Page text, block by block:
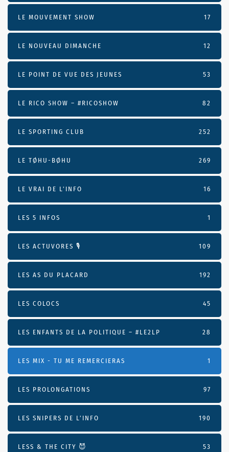
LE MOUVEMENT SHOW 17
LE NOUVEAU DIMANCHE 12
LE POINT DE VUE DES JEUNES 53
LE RICO SHOW – #RICOSHOW 82
LE SPORTING CLUB 252
LE TØHU-BØHU 269
LE VRAI DE L’INFO 16
LES 5 INFOS 1
LES ACTUVORES 🎙 109
LES AS DU PLACARD 192
LES COLOCS 45
LES ENFANTS DE LA POLITIQUE – #LE2LP 28
LES MIX - TU ME REMERCIERAS 1
LES PROLONGATIONS 97
LES SNIPERS DE L’INFO 190
LESS & THE CITY 😈 53